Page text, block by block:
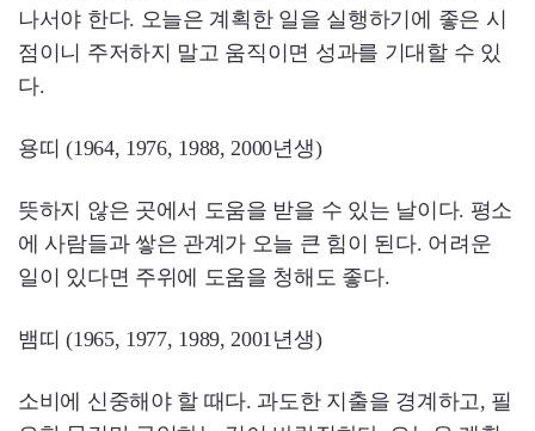
나서야 한다. 오늘은 계획한 일을 실행하기에 좋은 시
점이니 주저하지 말고 움직이면 성과를 기대할 수 있
다.
용띠 (1964, 1976, 1988, 2000년생)
뜻하지 않은 곳에서 도움을 받을 수 있는 날이다. 평소
에 사람들과 쌓은 관계가 오늘 큰 힘이 된다. 어려운
일이 있다면 주위에 도움을 청해도 좋다.
뱀띠 (1965, 1977, 1989, 2001년생)
소비에 신중해야 할 때다. 과도한 지출을 경계하고, 필